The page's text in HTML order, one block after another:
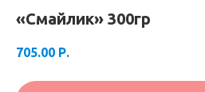
«Смайлик» 300гр
705.00 Р.